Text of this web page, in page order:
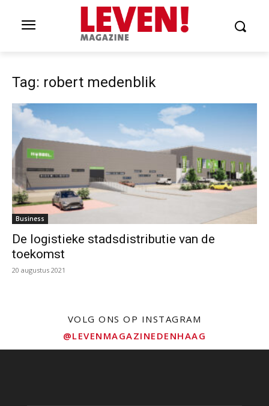
Tag: robert medenblik
Business
De logistieke stadsdistributie van de
toekomst
20 augustus 2021
VOLG ONS OP INSTAGRAM
@LEVENMAGAZINEDENHAAG